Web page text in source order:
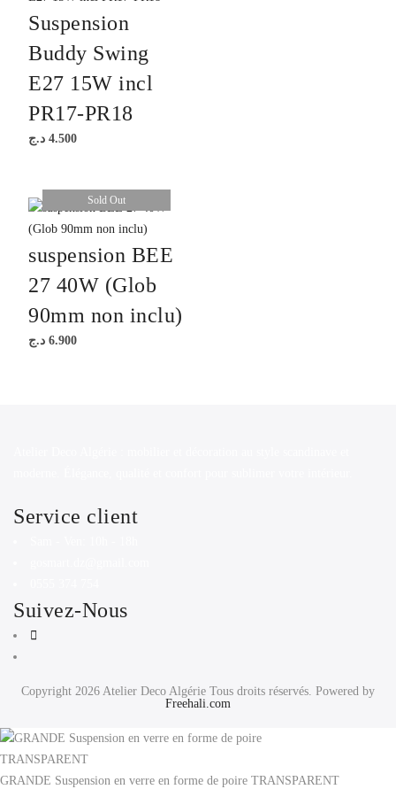
Suspension
Buddy Swing
E27 15W incl
PR17-PR18
4.500 د.ج
Sold Out
suspension BEE
27 40W (Glob
90mm non inclu)
6.900 د.ج
Service client
Suivez-Nous
Copyright 2026 Atelier Deco Algérie Tous droits réservés. Powered by
Freehali.com
GRANDE Suspension en verre en forme de poire TRANSPARENT